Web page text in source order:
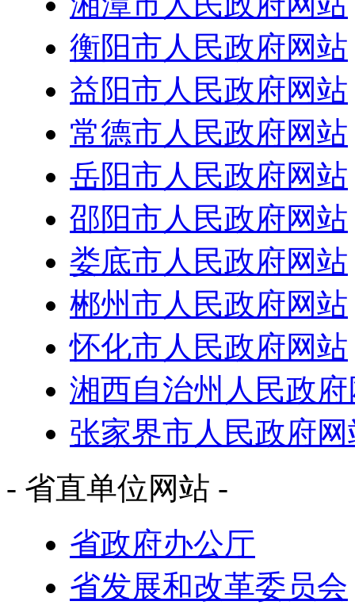
衡阳市人民政府网站
益阳市人民政府网站
常德市人民政府网站
岳阳市人民政府网站
邵阳市人民政府网站
娄底市人民政府网站
郴州市人民政府网站
怀化市人民政府网站
湘西自治州人民政
张家界市人民政府网
- 省直单位网站 -
省政府办公厅
省发展和改革委员会